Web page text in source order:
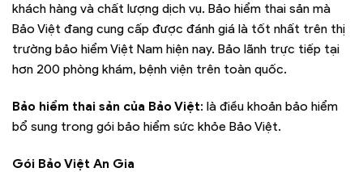
khách hàng và chất lượng dịch vụ. Bảo hiểm thai sản mà
Bảo Việt đang cung cấp được đánh giá là tốt nhất trên thị
trường bảo hiểm Việt Nam hiện nay. Bảo lãnh trực tiếp tại
hơn 200 phòng khám, bệnh viện trên toàn quốc.
Bảo hiểm thai sản của Bảo Việt: là điều khoản bảo hiểm
bổ sung trong gói bảo hiểm sức khỏe Bảo Việt.
Gói Bảo Việt An Gia